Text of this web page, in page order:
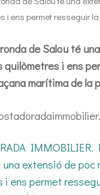
de Salou té
quilòmetres i ens
marítima de la
IMMOBILIER.
extensió de poc
i ens permet